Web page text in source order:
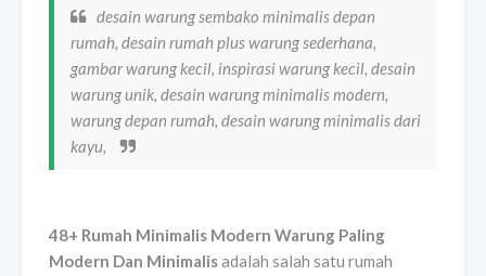
desain warung sembako minimalis depan
rumah, desain rumah plus warung sederhana,
gambar warung kecil, inspirasi warung kecil, desain
warung unik, desain warung minimalis modern,
warung depan rumah, desain warung minimalis dari
kayu,
48+ Rumah Minimalis Modern Warung Paling
Modern Dan Minimalisadalah salah satu rumah